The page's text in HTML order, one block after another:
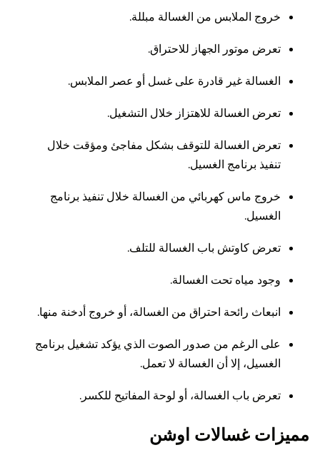
خروج الملابس من الغسالة مبللة.
تعرض موتور الجهاز للاحتراق.
الغسالة غير قادرة على غسل أو عصر الملابس.
تعرض الغسالة للاهتزاز خلال التشغيل.
تعرض الغسالة للتوقف بشكل مفاجئ ومؤقت خلال
تنفيذ برنامج الغسيل.
خروج ماس كهربائي من الغسالة خلال تنفيذ برنامج
الغسيل.
تعرض كاوتش باب الغسالة للتلف.
وجود مياه تحت الغسالة.
انبعاث رائحة احتراق من الغسالة، أو خروج أدخنة منها.
على الرغم من صدور الصوت الذي يؤكد تشغيل برنامج
الغسيل، إلا أن الغسالة لا تعمل.
تعرض باب الغسالة، أو لوحة المفاتيح للكسر.
مميزات غسالات اوشن